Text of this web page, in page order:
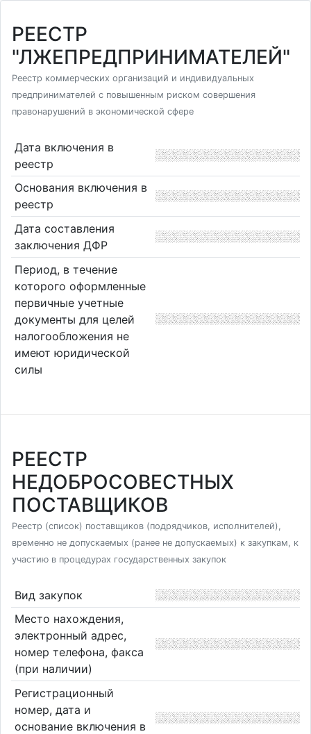
РЕЕСТР
"ЛЖЕПРЕДПРИНИМАТЕЛЕЙ"
Реестр коммерческих организаций и индивидуальных
предпринимателей с повышенным риском совершения
правонарушений в экономической сфере
Дата включения в
реестр
Основания включения в
реестр
Дата составления
заключения ДФР
Период, в течение
которого оформленные
первичные учетные
документы для целей
налогообложения не
имеют юридической
силы
РЕЕСТР
НЕДОБРОСОВЕСТНЫХ
ПОСТАВЩИКОВ
Реестр (список) поставщиков (подрядчиков, исполнителей),
временно не допускаемых (ранее не допускаемых) к закупкам, к
участию в процедурах государственных закупок
Вид закупок
Место нахождения,
электронный адрес,
номер телефона, факса
(при наличии)
Регистрационный
номер, дата и
основание включения в